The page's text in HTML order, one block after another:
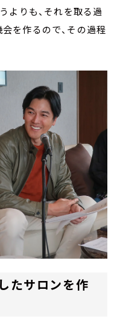
よりも、それを取る過
を作るので、その過程
たサロンを作